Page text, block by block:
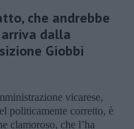
che andrebbe
dalla
Giobbi
vicarese,
politicamente corretto, è
clamoroso, che l’ha